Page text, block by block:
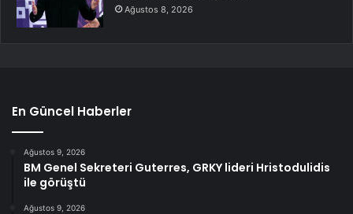
Ağustos 8, 2026
En Güncel Haberler
Ağustos 9, 2026
BM Genel Sekreteri Guterres, GRKY lideri Hristodulidis
ile görüştü
Ağustos 9, 2026